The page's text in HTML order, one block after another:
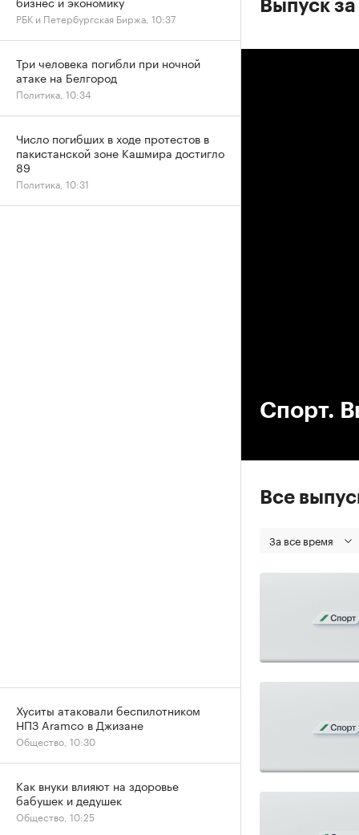
Выпуск
Спорт.
Все
За все время
РБК и Петербургская Биржа, 10:37
Три человека погибли при ночной
атаке на Белгород
Политика, 10:34
Число погибших в ходе протестов в
пакистанской зоне Кашмира достигло
89
Политика, 10:31
Хуситы атаковали беспилотником
НПЗ Aramco в Джизане
Общество, 10:30
Как внуки влияют на здоровье
бабушек и дедушек
Общество, 10:25